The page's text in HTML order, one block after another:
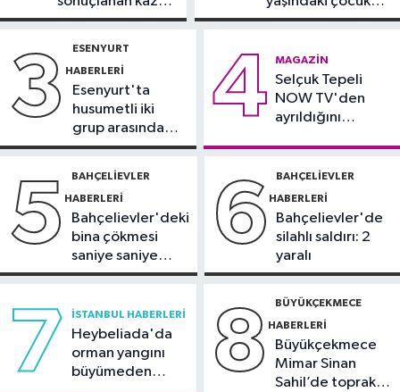
listesi İzmitlileri kızdırdı
içinden yürüyerek geçiyorlar
bugünden şekilleniyor’
Sürücü
yoğun bakımda
3 ESENYURT
HABERLERI
Esenyurt'ta
husumetli iki
grup arasında
silahlı kavga
4 MAGAZIN
Selçuk Tepeli
NOW TV'den
ayrıldığını
5 BAHÇELIEVLER
HABERLERI
Bahçelievler'deki
bina çökmesi
saniye saniye
görüntülendi
6 BAHÇELIEVLER
HABERLERI
Bahçelievler'de
silahlı saldırı: 2
yaralı
7 İSTANBUL HABERLERI
Heybeliada'da
orman yangını
büyümeden
8 BÜYÜKÇEKMECE
HABERLERI
Büyükçekmece
Mimar Sinan
Sahil’de toprak